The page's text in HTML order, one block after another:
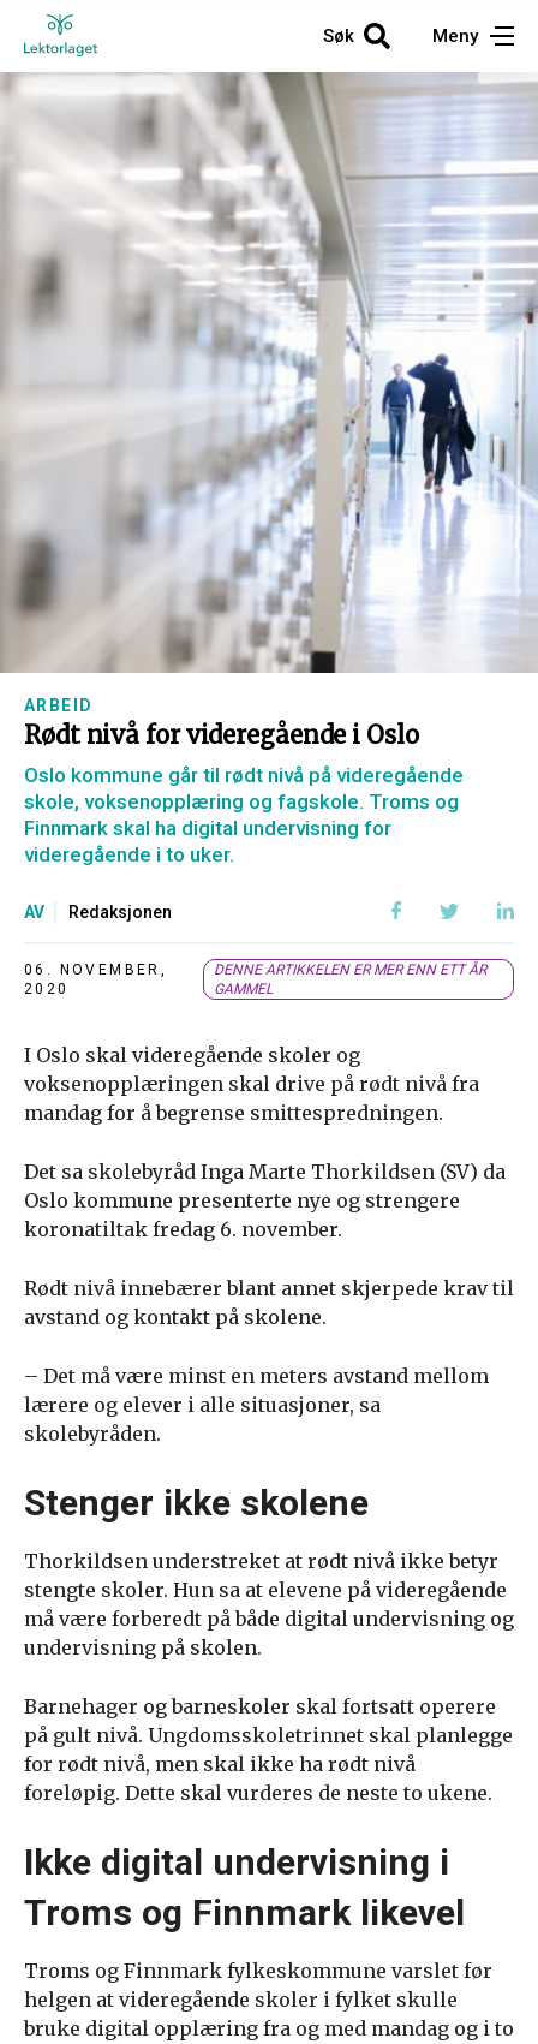
Søk Meny
ARBEID
Rødt nivå for videregående i Oslo
Oslo kommune går til rødt nivå på videregående
skole, voksenopplæring og fagskole. Troms og
Finnmark skal ha digital undervisning for
videregående i to uker.
AV Redaksjonen
06. NOVEMBER,
2020
DENNE ARTIKKELEN ER MER ENN ETT ÅR
GAMMEL
I Oslo skal videregående skoler og
voksenopplæringen skal drive på rødt nivå fra
mandag for å begrense smittespredningen.
Det sa skolebyråd Inga Marte Thorkildsen (SV) da
Oslo kommune presenterte nye og strengere
koronatiltak fredag 6. november.
Rødt nivå innebærer blant annet skjerpede krav til
avstand og kontakt på skolene.
– Det må være minst en meters avstand mellom
lærere og elever i alle situasjoner, sa
skolebyråden.
Stenger ikke skolene
Thorkildsen understreket at rødt nivå ikke betyr
stengte skoler. Hun sa at elevene på videregående
må være forberedt på både digital undervisning og
undervisning på skolen.
Barnehager og barneskoler skal fortsatt operere
på gult nivå. Ungdomsskoletrinnet skal planlegge
for rødt nivå, men skal ikke ha rødt nivå
foreløpig. Dette skal vurderes de neste to ukene.
Ikke digital undervisning i
Troms og Finnmark likevel
Troms og Finnmark fylkeskommune varslet før
helgen at videregående skoler i fylket skulle
bruke digital opplæring fra og med mandag og i to